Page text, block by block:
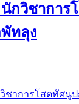
กวิชาการ
ทลุง